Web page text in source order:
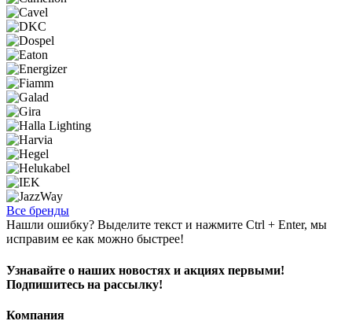
Все бренды
Нашли ошибку? Выделите текст и нажмите Ctrl + Enter, мы
исправим ее как можно быстрее!
Узнавайте о наших новостях и акциях первыми!
Подпишитесь на рассылку!
Компания